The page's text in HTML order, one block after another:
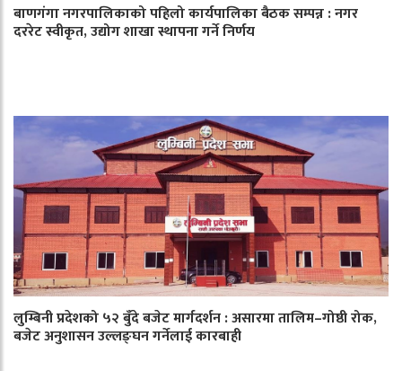
बाणगंगा नगरपालिकाको पहिलो कार्यपालिका बैठक सम्पन्न : नगर
दररेट स्वीकृत, उद्योग शाखा स्थापना गर्ने निर्णय
लुम्बिनी प्रदेशको ५२ बुँदे बजेट मार्गदर्शन : असारमा तालिम–गोष्ठी रोक,
बजेट अनुशासन उल्लङ्घन गर्नेलाई कारबाही